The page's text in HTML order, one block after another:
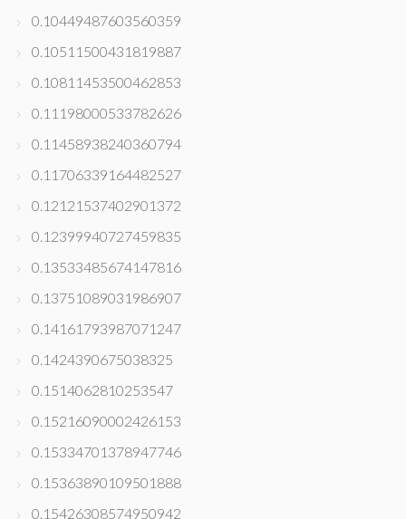
0.10449487603560359
0.10511500431819887
0.10811453500462853
0.11198000533782626
0.11458938240360794
0.11706339164482527
0.12121537402901372
0.12399940727459835
0.13533485674147816
0.13751089031986907
0.14161793987071247
0.1424390675038325
0.1514062810253547
0.15216090002426153
0.15334701378947746
0.15363890109501888
0.15426308574950942